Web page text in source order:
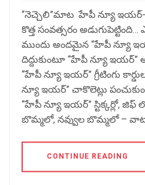
“నెచ్చెలి”మాట హేపీ న్యూ
కొత్త సంవత్సరం
ముందు అందమైన “హేపీ న్యూ
దిద్దుకుంటూ “హేపీ న్యూ ఇయర్”
“హేపీ న్యూ ఇయర్” గ్రీటింగు
న్యూ ఇయర్” చాకొలెట్లు
“హేపీ న్యూ ఇయర్” స్టిక్కర్లో, జిఫ్
బొమ్మలో, నవ్వుల బొమ్మలో –
CONTINUE READING